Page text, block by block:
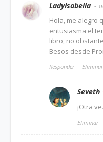
LadyIsabella
Hola, me alegro
entusiasma el
libro, no
Besos desde
Responder Eliminar
Seveth
¡Otra
Eliminar